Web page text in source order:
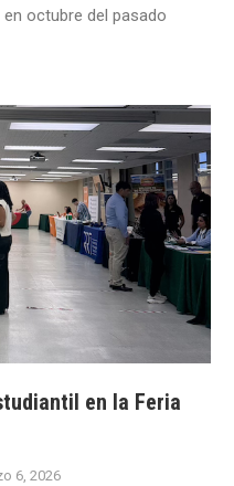
octubre del pasado
en la Feria
6, 2026